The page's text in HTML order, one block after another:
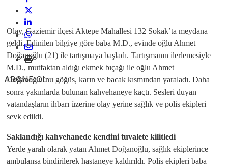
ABONE OL
Olay, Gaziemir ilçesi Aktepe Mahallesi 132 Sokak’ta meydana
geldi. Edinilen bilgiye göre baba M.D., evinde oğlu Ahmet
Doğanoğlu (21) ile tartışmaya başladı. Tartışmanın ilerlemesiyle
M.D., mutfaktan aldığı ekmek bıçağı ile oğlu Ahmet
Doğanoğlu’nu göğüs, karın ve bacak kısmından yaraladı. Daha
sonra yakınlarda bulunan kahvehaneye kaçtı. Sesleri duyan
vatandaşların ihbarı üzerine olay yerine sağlık ve polis ekipleri
sevk edildi.
Saklandığı kahvehanede kendini tuvalete kilitledi
Yerde yaralı olarak yatan Ahmet Doğanoğlu, sağlık ekiplerince
ambulansa bindirilerek hastaneye kaldırıldı. Polis ekipleri baba